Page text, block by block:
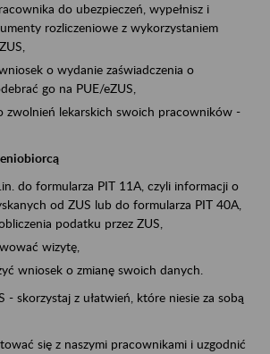
do ubezpieczeń, wypełnisz i
rozliczeniowe z wykorzystaniem
o wydanie zaświadczenia o
go na PUE/eZUS,
zwolnień lekarskich swoich pracowników -
do formularza PIT 11A, czyli informacji o
od ZUS lub do formularza PIT 40A,
podatku przez ZUS,
wizytę,
wniosek o zmianę swoich danych.
- skorzystaj z ułatwień, które niesie za sobą
się z naszymi pracownikami i uzgodnić